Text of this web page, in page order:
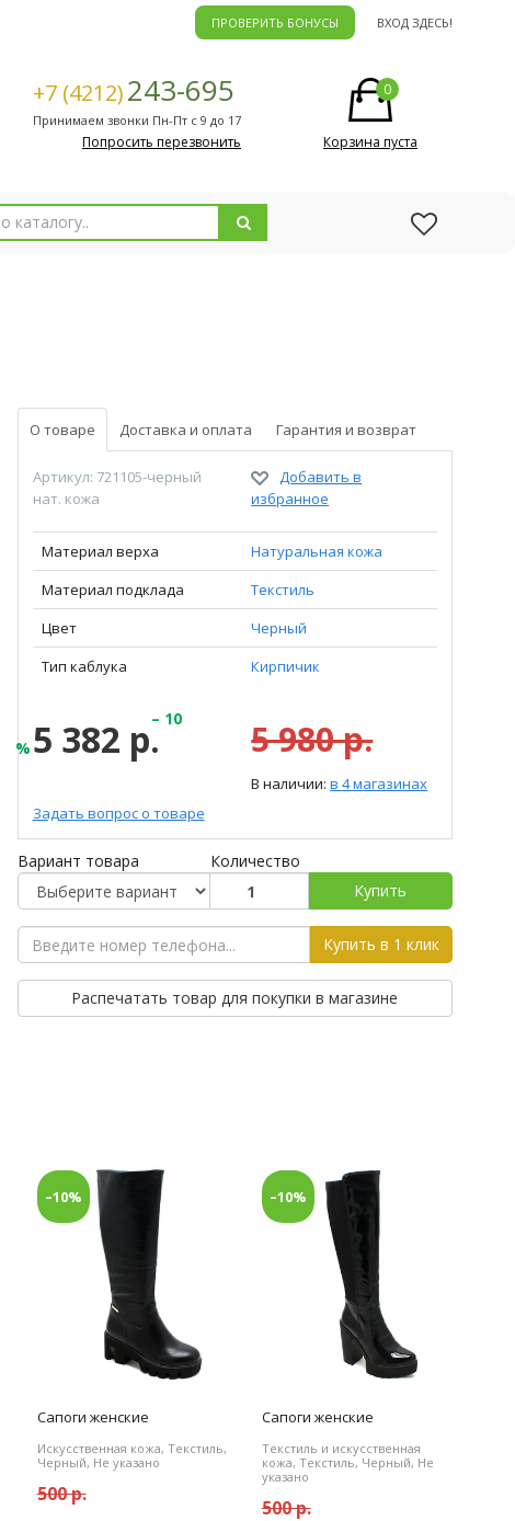
ПРОВЕРИТЬ БОНУСЫ ВХОД ЗДЕСЬ!
+7 (4212)243-695
Принимаем звонки Пн-Пт с 9 до 17
Попросить перезвонить
0
Корзина пуста
О товаре Доставка и оплата Гарантия и возврат
Артикул: 721105-черный
нат. кожа
Добавить в
избранное
Материал верха
Натуральная кожа
Материал подклада
Текстиль
Цвет
Черный
Тип каблука
Кирпичик
5 382 р.– 10
%
Задать вопрос о товаре
5 980 р.
В наличии:в 4 магазинах
Вариант товара
Количество
Купить
Купить в 1 клик
Распечатать товар для покупки в магазине
–10%
Сапоги женские
Искусственная кожа, Текстиль,
Черный, Не указано
500 р.
–10%
Сапоги женские
Текстиль и искусственная
кожа, Текстиль, Черный, Не
указано
500 р.